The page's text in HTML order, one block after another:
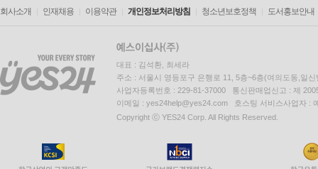
회사소개 인재채용 이용약관 개인정보처리방침 청소년보호정책 도서홍보안내
대표 : 김석환, 최세라
주소 : 서울시 영등포구 은행로 11, 5층~6층(여의도동,일신
사업자등록번호 : 229-81-37000 통신판매업신고 : 제
이메일 : yes24help@yes24.com 호스팅 서비스사업자 :
Copyright ⓒ YES24 Corp. All Rights Reserved.